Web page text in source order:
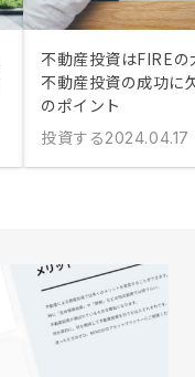
不動産投資はFIRE
不動産投資の成功に
のポイント
投資する2024.04.17